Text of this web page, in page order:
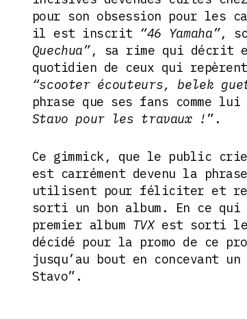
pour son obsession pour les
il est inscrit “46 Yamaha”,
Quechua”, sa rime qui décrit
quotidien de ceux qui
“scooter écouteurs, belek
phrase que ses fans comme
Stavo pour les travaux ! ”.
Ce gimmick, que le public
est carrément devenu la
utilisent pour féliciter et
sorti un bon album. En ce qui
premier album TVXest sorti le
décidé pour la promo de ce
jusqu’au bout en concevant
Stavo”.